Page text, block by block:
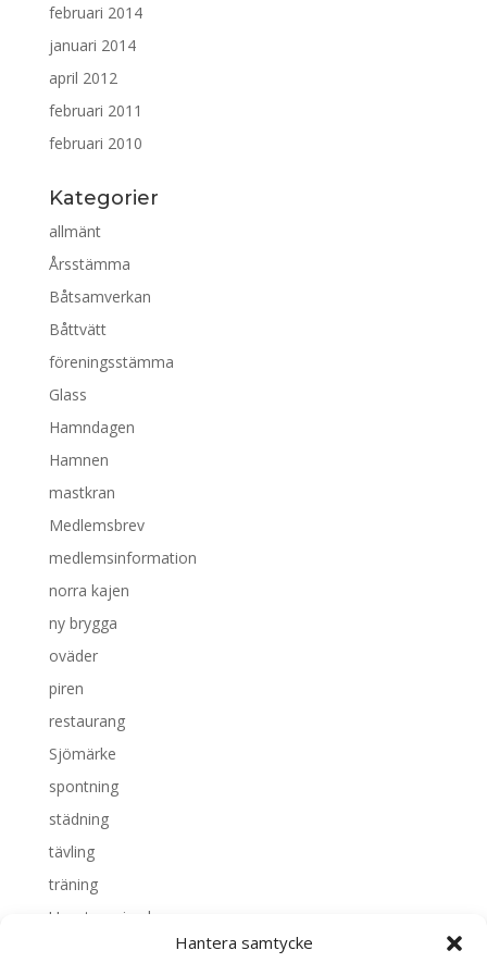
Hantera samtycke
februari 2014
januari 2014
april 2012
februari 2011
februari 2010
Kategorier
allmänt
Årsstämma
Båtsamverkan
Båttvätt
föreningsstämma
Glass
Hamndagen
Hamnen
mastkran
Medlemsbrev
medlemsinformation
norra kajen
ny brygga
oväder
piren
restaurang
Sjömärke
spontning
städning
tävling
träning
Uncategorized